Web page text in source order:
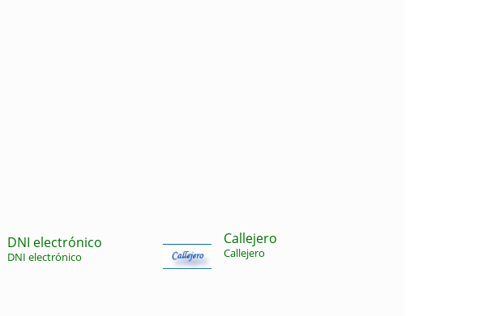
DNI electrónico
DNI electrónico
Callejero
Callejero